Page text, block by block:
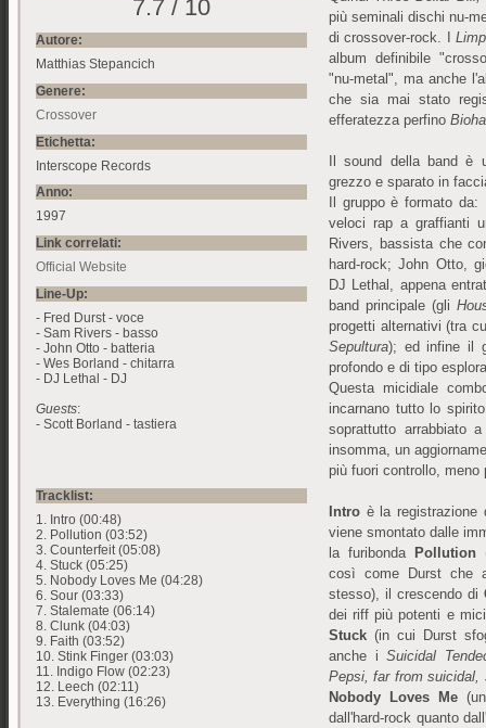
7.7 / 10
Autore:
Matthias Stepancich
Genere:
Crossover
Etichetta:
Interscope Records
Anno:
1997
Link correlati:
Official Website
Line-Up:
- Fred Durst - voce
- Sam Rivers - basso
- John Otto - batteria
- Wes Borland - chitarra
- DJ Lethal - DJ
Guests:
- Scott Borland - tastiera
Tracklist:
1. Intro (00:48)
2. Pollution (03:52)
3. Counterfeit (05:08)
4. Stuck (05:25)
5. Nobody Loves Me (04:28)
6. Sour (03:33)
7. Stalemate (06:14)
8. Clunk (04:03)
9. Faith (03:52)
10. Stink Finger (03:03)
11. Indigo Flow (02:23)
12. Leech (02:11)
13. Everything (16:26)
più seminali dischi nu-
di crossover-rock. I
album definibile
"nu-metal", ma anche
che sia mai stato
efferatezza perfino
Il sound della band è
grezzo e sparato in
Il gruppo è formato
veloci rap a graffianti
Rivers, bassista che
hard-rock; John Otto,
DJ Lethal, appena
band principale (gli
progetti alternativi (tra
Sepultura); ed infine il
profondo e di tipo
Questa micidiale
incarnano tutto lo
soprattutto arrabbiato
insomma, un
più fuori controllo, meno
Intro è la registrazione
viene smontato dalle
la furibonda Pollution
così come Durst che
stesso), il crescendo di
dei riff più potenti e
Stuck (in cui Durst
anche iSuicidal
Pepsi, far from
Nobody Loves Me
dall'hard-rock quanto